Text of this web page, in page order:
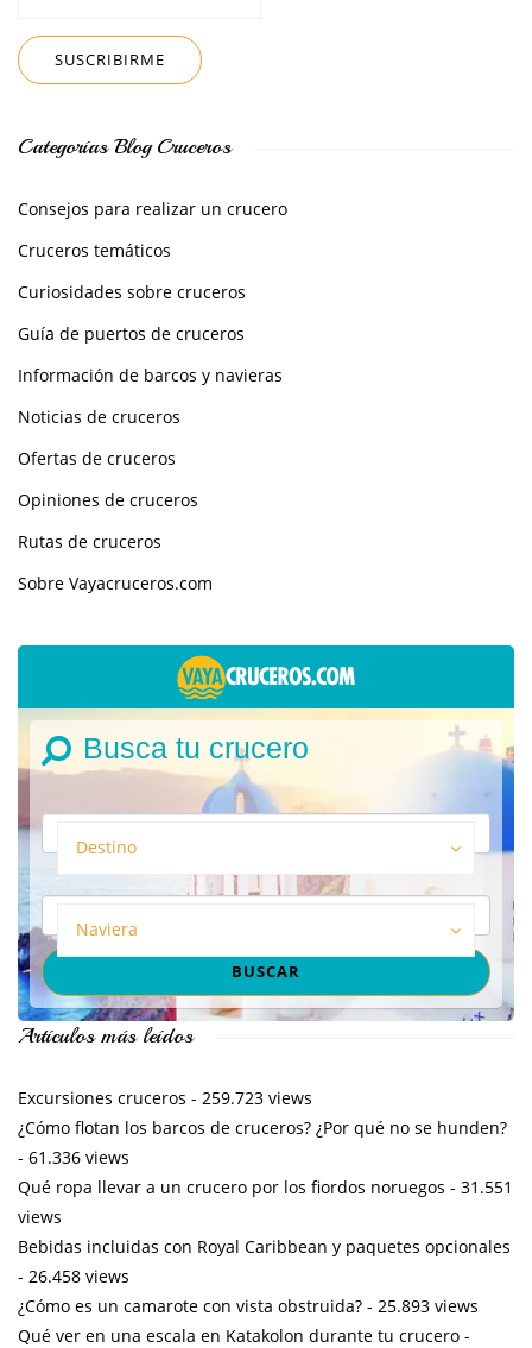
Categorías Blog Cruceros
Consejos para realizar un crucero
Cruceros temáticos
Curiosidades sobre cruceros
Guía de puertos de cruceros
Información de barcos y navieras
Noticias de cruceros
Ofertas de cruceros
Opiniones de cruceros
Rutas de cruceros
Sobre Vayacruceros.com
Busca tu crucero
Destino
Naviera
Artículos más leídos
Excursiones cruceros - 259.723 views
¿Cómo flotan los barcos de cruceros? ¿Por qué no se hunden?
- 61.336 views
Qué ropa llevar a un crucero por los fiordos noruegos - 31.551
views
Bebidas incluidas con Royal Caribbean y paquetes opcionales
- 26.458 views
¿Cómo es un camarote con vista obstruida? - 25.893 views
Qué ver en una escala en Katakolon durante tu crucero -